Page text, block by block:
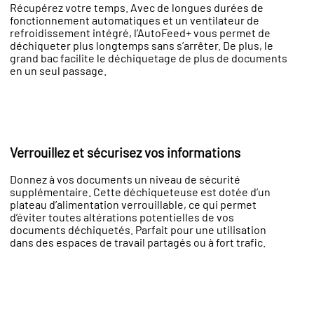
Récupérez votre temps. Avec de longues durées de
fonctionnement automatiques et un ventilateur de
refroidissement intégré, l’AutoFeed+ vous permet de
déchiqueter plus longtemps sans s’arrêter. De plus, le
grand bac facilite le déchiquetage de plus de documents
en un seul passage.
Verrouillez et sécurisez vos informations
Donnez à vos documents un niveau de sécurité
supplémentaire. Cette déchiqueteuse est dotée d’un
plateau d’alimentation verrouillable, ce qui permet
d’éviter toutes altérations potentielles de vos
documents déchiquetés. Parfait pour une utilisation
dans des espaces de travail partagés ou à fort trafic.